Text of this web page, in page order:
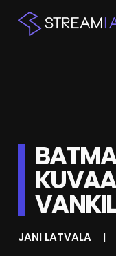
KESKUSTELU
SHOP
JANI LATVALA |